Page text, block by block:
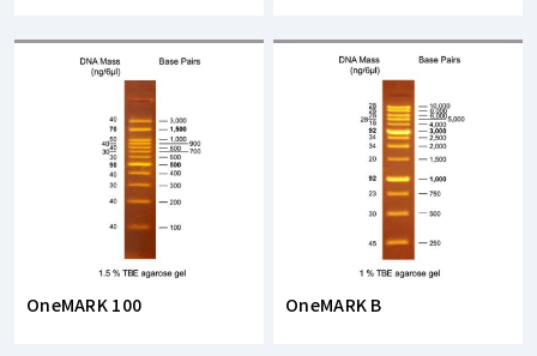
OneMARK 100 OneMARK B